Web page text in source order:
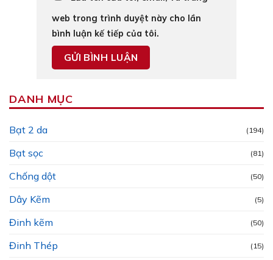
web trong trình duyệt này cho lần
bình luận kế tiếp của tôi.
DANH MỤC
Bạt 2 da (194)
Bạt sọc (81)
Chống dột (50)
Dây Kẽm (5)
Đinh kẽm (50)
Đinh Thép (15)